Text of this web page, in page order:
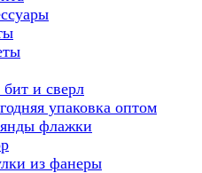
и сверл
упаковка оптом
флажки
из фанеры